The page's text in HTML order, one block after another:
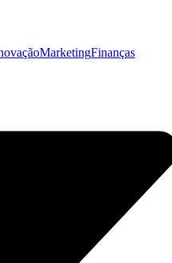
MarketingFinanças